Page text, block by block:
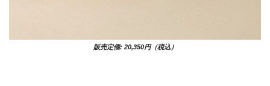
販売定価: 20,350円（税込）